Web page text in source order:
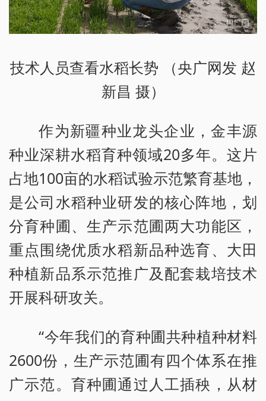
技术人员查看水稻长势 （央广网发 赵
新昌 摄）
作为新疆种业龙头企业，金丰源
种业深耕水稻育种领域20多年。这片
占地100亩的水稻试验示范繁育基地，
是公司水稻种业研发的核心阵地，划
分育种圃、生产示范圃两大功能区，
重点围绕优质水稻新品种选育、大田
种植新品系示范推广及配套栽培技术
开展科研攻关。
“今年我们的育种圃共种植种材料
2600份，生产示范圃有四个体系在推
广示范。育种圃通过人工插秧，从材